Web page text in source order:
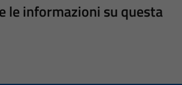
le informazioni su questa